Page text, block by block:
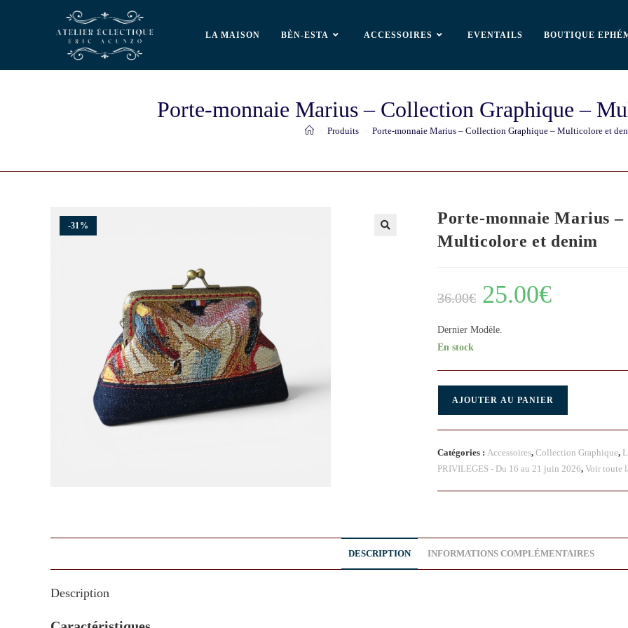
LA MAISON BÈN-ESTA ACCESSOIRES EVENTAILS BOUTIQUE
Porte-monnaie Marius – Collection Graphique –
Produits Porte-monnaie Marius – Collection Graphique – Multicolore et
-31%
Porte-monnaie Marius
Multicolore et denim
36.00€ 25.00€
Dernier Modèle.
En stock
AJOUTER AU PANIER
Catégories : Accessoires, Collection Graphique,
PRIVILEGES - Du 16 au 21 juin 2026, Voir toute
DESCRIPTION INFORMATIONS COMPLÉMENTAIRES
Description